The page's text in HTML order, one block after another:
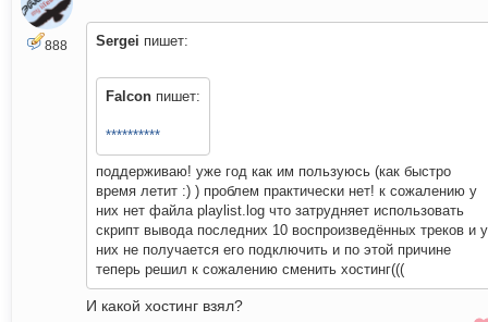
888 Sergei пишет:
Falcon пишет:
**********
поддерживаю! уже год как им пользуюсь (как быстро
время летит :) ) проблем практически нет! к сожалению у
них нет файла playlist.log что затрудняет использовать
скрипт вывода последних 10 воспроизведённых треков и у
них не получается его подключить и по этой причине
теперь решил к сожалению сменить хостинг(((
И какой хостинг взял?